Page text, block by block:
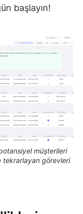
başlayın!
müşterileri
tekrarlayan görevleri